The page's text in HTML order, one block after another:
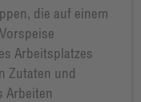
die auf einem
Arbeitsplatzes
Zutaten und
Arbeiten